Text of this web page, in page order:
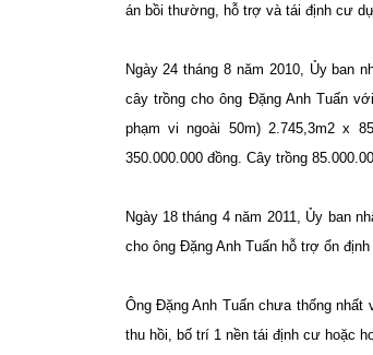
án bồi thường, hỗ trợ và tái định cư
Ngày 24 tháng 8 năm 2010, Ủy ban
cây trồng cho ông Đặng Anh Tuấn
phạm vi ngoài 50m) 2.745,3m2 x
350.000.000 đồng. Cây trồng
Ngày 18 tháng 4 năm 2011, Ủy ban
cho ông Đặng Anh Tuấn hỗ trợ ổn
Ông Đặng Anh Tuấn chưa thống
thu hồi, bố trí 1 nền tái định cư hoặc